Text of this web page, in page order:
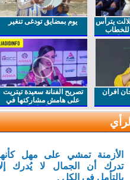
يترأس
يوم بمضايق تودغى تنغير
تصريح الفنانة سعيدة تيتريت
على هامش مشاركتها في
مهرجان افران
الأزمنة تمشي على مهل كأنها
تدرك أن الجمال لا يُدرك إلا
بالتأمل في الكل .